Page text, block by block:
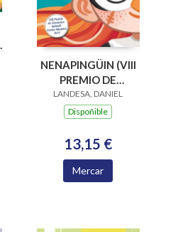
NENAPINGÜIN (VIII
PREMIO DE
LITERATURA
INFANTIL CARLOS
LANDESA, DANIEL
Dispoñible
13,15 €
Mercar